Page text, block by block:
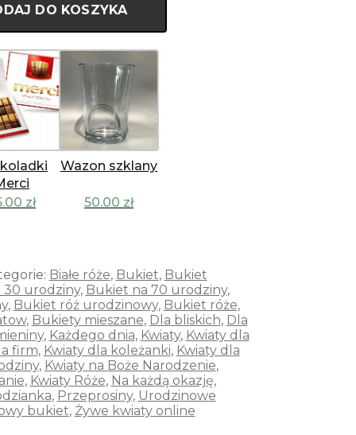
DO KOSZYKA
zł
Wazon szklany
50.00 zł
Białe róże, Bukiet, Bukiet
30 urodziny, Bukiet na 70 urodziny,
, Bukiet róż urodzinowy, Bukiet róże,
, Bukiety mieszane, Dla bliskich, Dla
, Każdego dnia, Kwiaty, Kwiaty dla
firm, Kwiaty dla koleżanki, Kwiaty dla
, Kwiaty na Boże Narodzenie,
, Kwiaty Róże, Na każdą okazję,
, Przeprosiny, Urodzinowe
bukiet, Żywe kwiaty online